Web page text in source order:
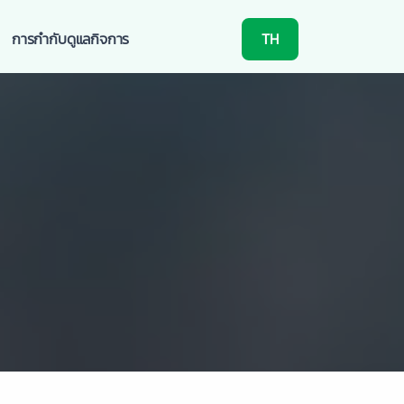
การกำกับดูแลกิจการ TH